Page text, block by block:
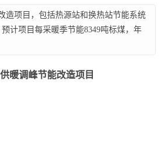
造项目，包括热源站和换热站节能系统
计项目每采暖季节能8349吨标煤，年
暖调峰节能改造项目